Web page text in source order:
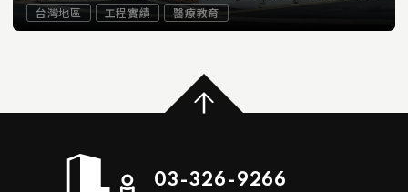
台灣地區 工程實績 醫療教育
03-326-9266